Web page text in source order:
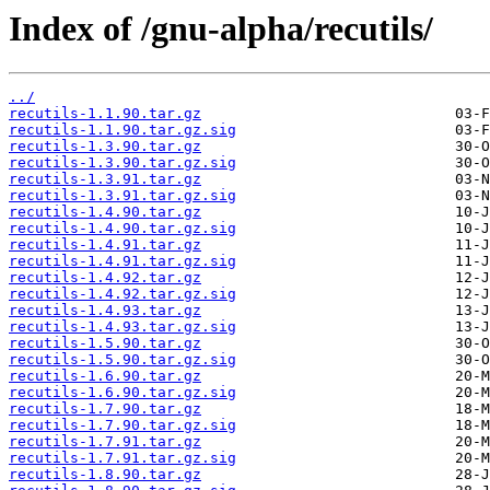
Index of /gnu-alpha/recutils/
../
recutils-1.1.90.tar.gz
recutils-1.1.90.tar.gz.sig
recutils-1.3.90.tar.gz
recutils-1.3.90.tar.gz.sig
recutils-1.3.91.tar.gz
recutils-1.3.91.tar.gz.sig
recutils-1.4.90.tar.gz
recutils-1.4.90.tar.gz.sig
recutils-1.4.91.tar.gz
recutils-1.4.91.tar.gz.sig
recutils-1.4.92.tar.gz
recutils-1.4.92.tar.gz.sig
recutils-1.4.93.tar.gz
recutils-1.4.93.tar.gz.sig
recutils-1.5.90.tar.gz
recutils-1.5.90.tar.gz.sig
recutils-1.6.90.tar.gz
recutils-1.6.90.tar.gz.sig
recutils-1.7.90.tar.gz
recutils-1.7.90.tar.gz.sig
recutils-1.7.91.tar.gz
recutils-1.7.91.tar.gz.sig
recutils-1.8.90.tar.gz